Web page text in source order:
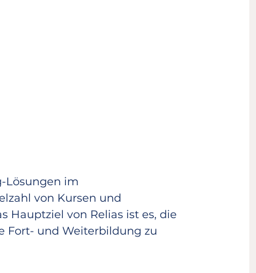
Lösungen im
von Kursen und
Hauptziel von Relias ist es, die
Fort- und Weiterbildung zu